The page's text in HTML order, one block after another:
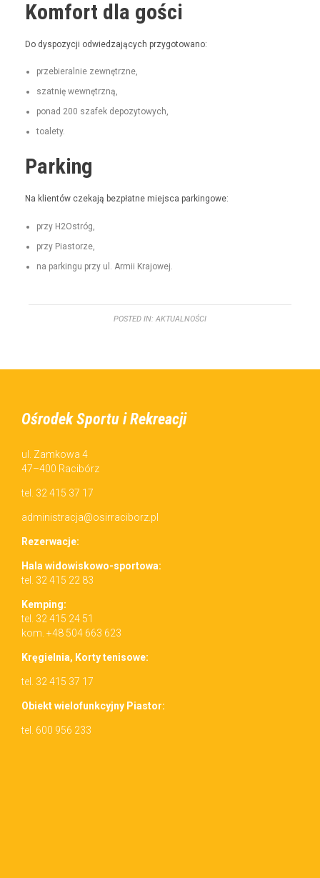
Komfort dla gości
Do dys­pozy­cji odwiedza­ją­cych przygotowano:
prze­bier­al­nie zewnętrzne,
szat­nię wewnętrzną,
pon­ad 200 szafek depozytowych,
toale­ty.
Parking
Na klien­tów czeka­ją bezpłatne miejs­ca parkingowe:
przy H2Ostróg,
przy Pias­torze,
na parkingu przy ul. Armii Krajowej.
POSTED IN: AKTUALNOŚCI
Ośrodek Sportu i Rekreacji
ul. Zamkowa 4
47–400 Racibórz
tel. 32 415 37 17
administracja@osirraciborz.pl
Rez­erwac­je:
Hala wid­owiskowo-sportowa:
tel. 32 415 22 83
Kemp­ing:
tel. 32 415 24 51
kom. +48 504 663 623
Kręgiel­nia, Korty tenisowe:
tel. 32 415 37 17
Obiekt wielo­funkcyjny Piastor:
tel. 600 956 233